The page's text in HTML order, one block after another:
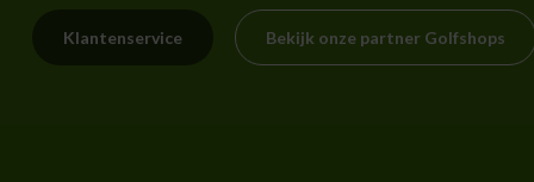
Klantenservice Bekijk onze partner Golfshops